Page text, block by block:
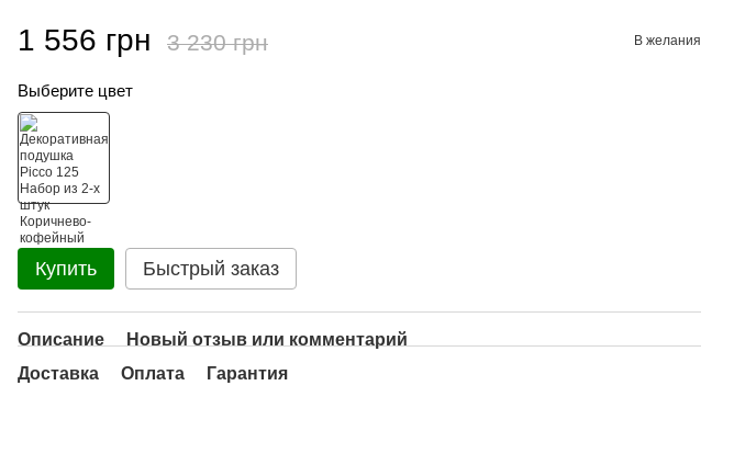
1 556 грн 3 230 грн В желания
Выберите цвет
Купить Быстрый заказ
Описание
Новый отзыв или комментарий
Доставка
Оплата Гарантия